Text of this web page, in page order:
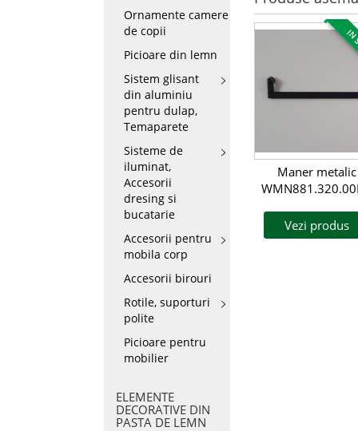
Ornamente camere
de copii
Picioare din lemn
Sistem glisant
din aluminiu
pentru dulap,
Temaparete
Sisteme de
iluminat,
Accesorii
dresing si
bucatarie
Accesorii pentru
mobila corp
Accesorii birouri
Rotile, suporturi
polite
Picioare pentru
mobilier
ELEMENTE
DECORATIVE DIN
PASTA DE LEMN
IN
Maner metalic
Vezi produs